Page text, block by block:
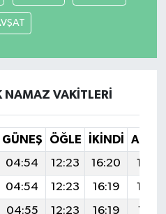
NAMAZ VAKITLERI
GÜNEŞ ÖĞLE İKINDI
04:54 12:23 16:20
04:54 12:23 16:19
04:55 12:23 16:19 19:41